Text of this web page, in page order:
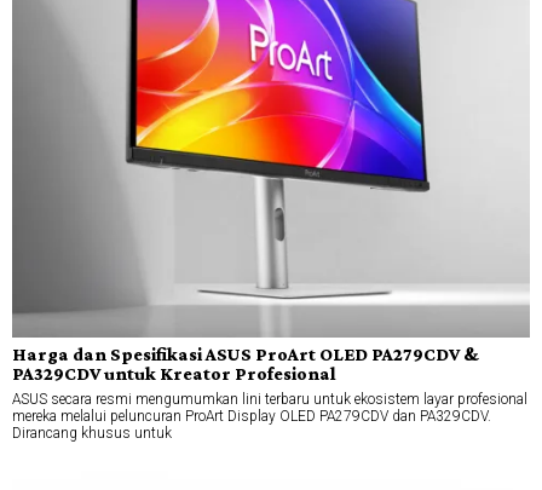
Harga dan Spesifikasi ASUS ProArt OLED PA279CDV &
PA329CDV untuk Kreator Profesional
ASUS secara resmi mengumumkan lini terbaru untuk ekosistem layar profesional
mereka melalui peluncuran ProArt Display OLED PA279CDV dan PA329CDV.
Dirancang khusus untuk